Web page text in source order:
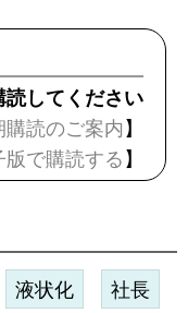
してください
購読のご案内 】
版で購読する 】
液状化 社長